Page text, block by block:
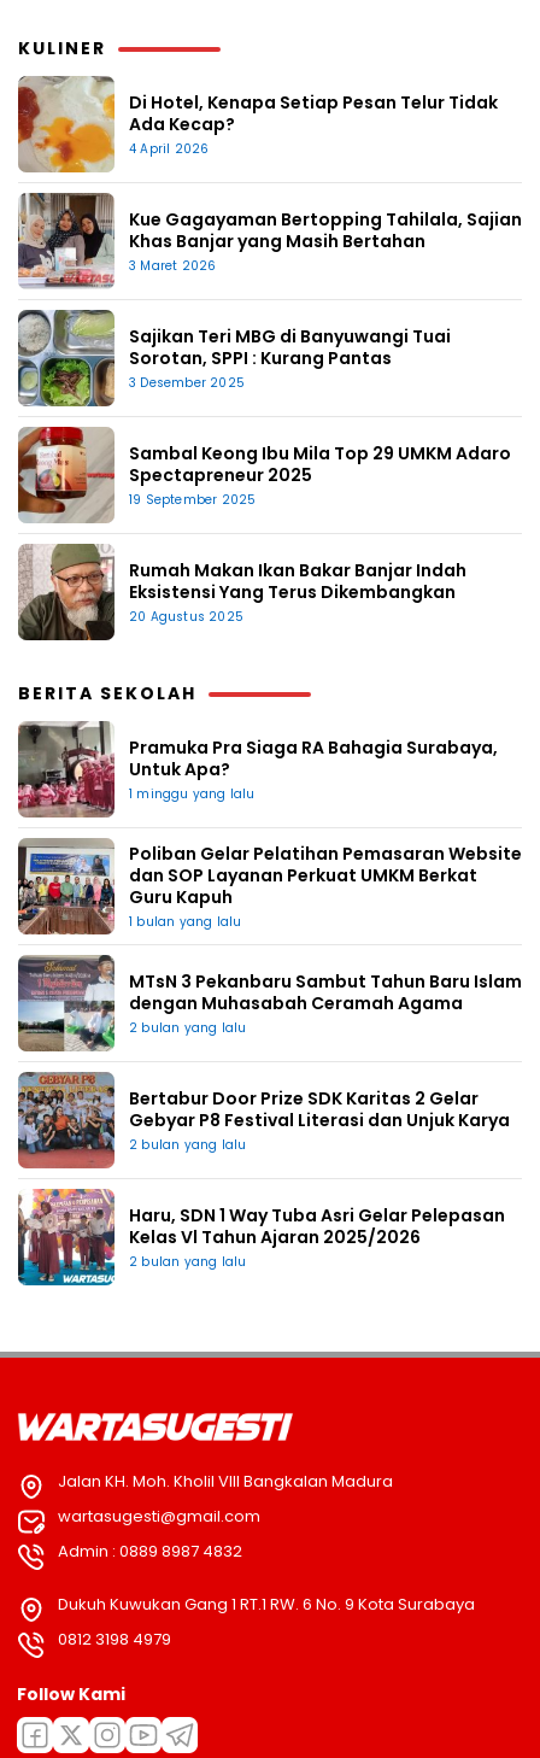
KULINER
Di Hotel, Kenapa Setiap Pesan Telur Tidak
Ada Kecap?
4 April 2026
Kue Gagayaman Bertopping Tahilala, Sajian
Khas Banjar yang Masih Bertahan
3 Maret 2026
Sajikan Teri MBG di Banyuwangi Tuai
Sorotan, SPPI : Kurang Pantas
3 Desember 2025
Sambal Keong Ibu Mila Top 29 UMKM Adaro
Spectapreneur 2025
19 September 2025
Rumah Makan Ikan Bakar Banjar Indah
Eksistensi Yang Terus Dikembangkan
20 Agustus 2025
BERITA SEKOLAH
Pramuka Pra Siaga RA Bahagia Surabaya,
Untuk Apa?
1 minggu yang lalu
Poliban Gelar Pelatihan Pemasaran Website
dan SOP Layanan Perkuat UMKM Berkat
Guru Kapuh
1 bulan yang lalu
MTsN 3 Pekanbaru Sambut Tahun Baru Islam
dengan Muhasabah Ceramah Agama
2 bulan yang lalu
Bertabur Door Prize SDK Karitas 2 Gelar
Gebyar P8 Festival Literasi dan Unjuk Karya
2 bulan yang lalu
Haru, SDN 1 Way Tuba Asri Gelar Pelepasan
Kelas Vl Tahun Ajaran 2025/2026
2 bulan yang lalu
Jalan KH. Moh. Kholil VIII Bangkalan Madura
wartasugesti@gmail.com
Admin : 0889 8987 4832
Dukuh Kuwukan Gang 1 RT.1 RW. 6 No. 9 Kota Surabaya
0812 3198 4979
Follow Kami